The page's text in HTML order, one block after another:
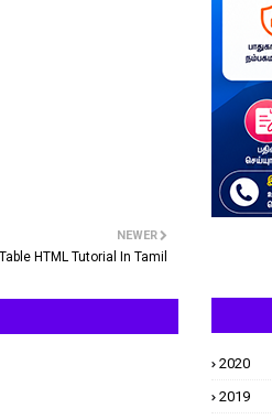
NEWER
Table HTML Tutorial In Tamil
2020
2019